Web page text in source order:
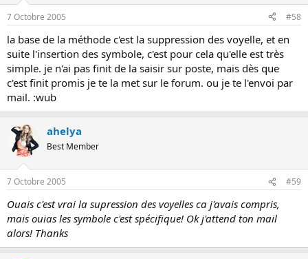
7 Octobre 2005 #58
la base de la méthode c'est la suppression des voyelle, et en
suite l'insertion des symbole, c'est pour cela qu'elle est très
simple. je n'ai pas finit de la saisir sur poste, mais dès que
c'est finit promis je te la met sur le forum. ou je te l'envoi par
mail. :wub
ahelya
Best Member
7 Octobre 2005 #59
Ouais c'est vrai la supression des voyelles ca j'avais compris,
mais ouias les symbole c'est spécifique! Ok j'attend ton mail
alors! Thanks